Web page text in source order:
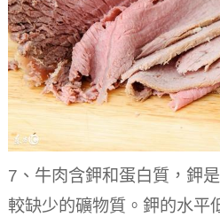
7、牛肉含鉀和蛋白質，鉀
較缺少的礦物質。 鉀的水平